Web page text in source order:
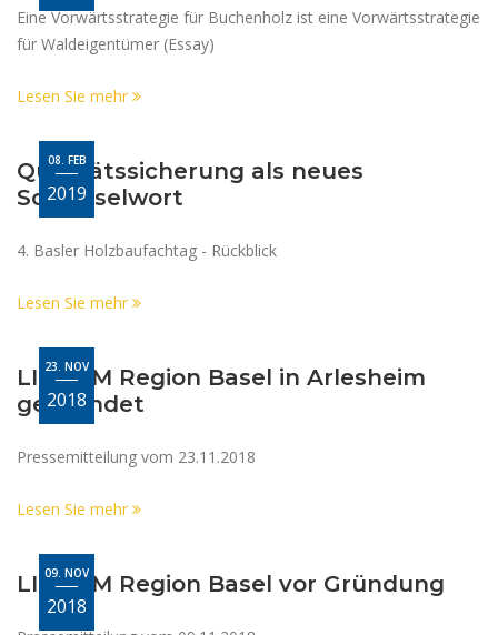
Eine Vorwärtsstrategie für Buchenholz ist eine Vorwärtsstrategie
für Waldeigentümer (Essay)
Lesen Sie mehr
Qualitätssicherung als neues
Schlüsselwort
08. FEB
2019
4. Basler Holzbaufachtag - Rückblick
Lesen Sie mehr
LIGNUM Region Basel in Arlesheim
gegründet
23. NOV
2018
Pressemitteilung vom 23.11.2018
Lesen Sie mehr
LIGNUM Region Basel vor Gründung
09. NOV
2018